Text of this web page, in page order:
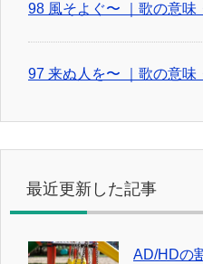
98 風そよぐ〜 ｜歌の意味
97 来ぬ人を〜 ｜歌の意味
最近更新した記事
AD/HDの